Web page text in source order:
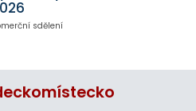
sdělení